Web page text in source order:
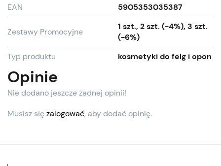
EAN 5905353035387
Zestawy Promocyjne
1 szt., 2 szt. (-4%), 3 szt.
(-6%)
Typ produktu
kosmetyki do felg i opon
Opinie
Nie dodano jeszcze żadnej opinii!
Musisz sięzalogować, aby dodać opinię.